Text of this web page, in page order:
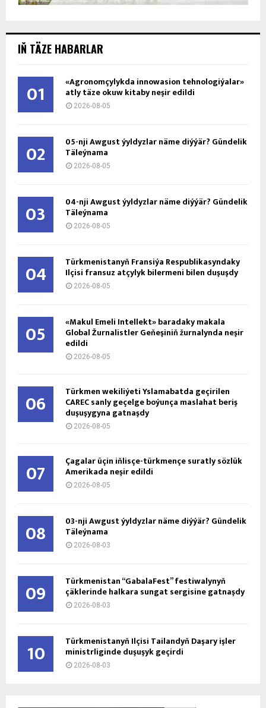
IŇ TÄZE HABARLAR
01 «Agronomçylykda innowasion tehnologiýalar»
atly täze okuw kitaby neşir edildi
2026-08-05
02 05-nji Awgust ýyldyzlar näme diýýär? Gündelik
Täleýnama
2026-08-05
03 04-nji Awgust ýyldyzlar näme diýýär? Gündelik
Täleýnama
2026-08-05
04 Türkmenistanyň Fransiýa Respublikasyndaky
Ilçisi fransuz atçylyk bilermeni bilen duşuşdy
2026-08-05
05 «Makul Emeli Intellekt» baradaky makala
Global Žurnalistler Geňeşiniň žurnalynda neşir
edildi
2026-08-05
06 Türkmen wekiliýeti Yslamabatda geçirilen
CAREC sanly geçelge boýunça maslahat beriş
duşuşygyna gatnaşdy
2026-08-05
07 Çagalar üçin iňlisçe-türkmençe suratly sözlük
Amerikada neşir edildi
2026-08-05
08 03-nji Awgust ýyldyzlar näme diýýär? Gündelik
Täleýnama
2026-08-03
09 Türkmenistan “GabalaFest” festiwalynyň
çäklerinde halkara sungat sergisine gatnaşdy
2026-08-03
10 Türkmenistanyň Ilçisi Tailandyň Daşary işler
ministrliginde duşuşyk geçirdi
2026-08-03